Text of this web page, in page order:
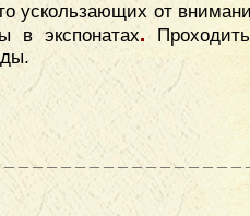
ускользающих от
в экспонатах.